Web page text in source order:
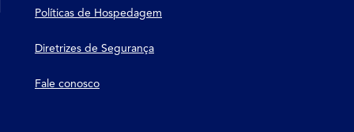
Políticas de Hospedagem
Diretrizes de Segurança
Fale conosco